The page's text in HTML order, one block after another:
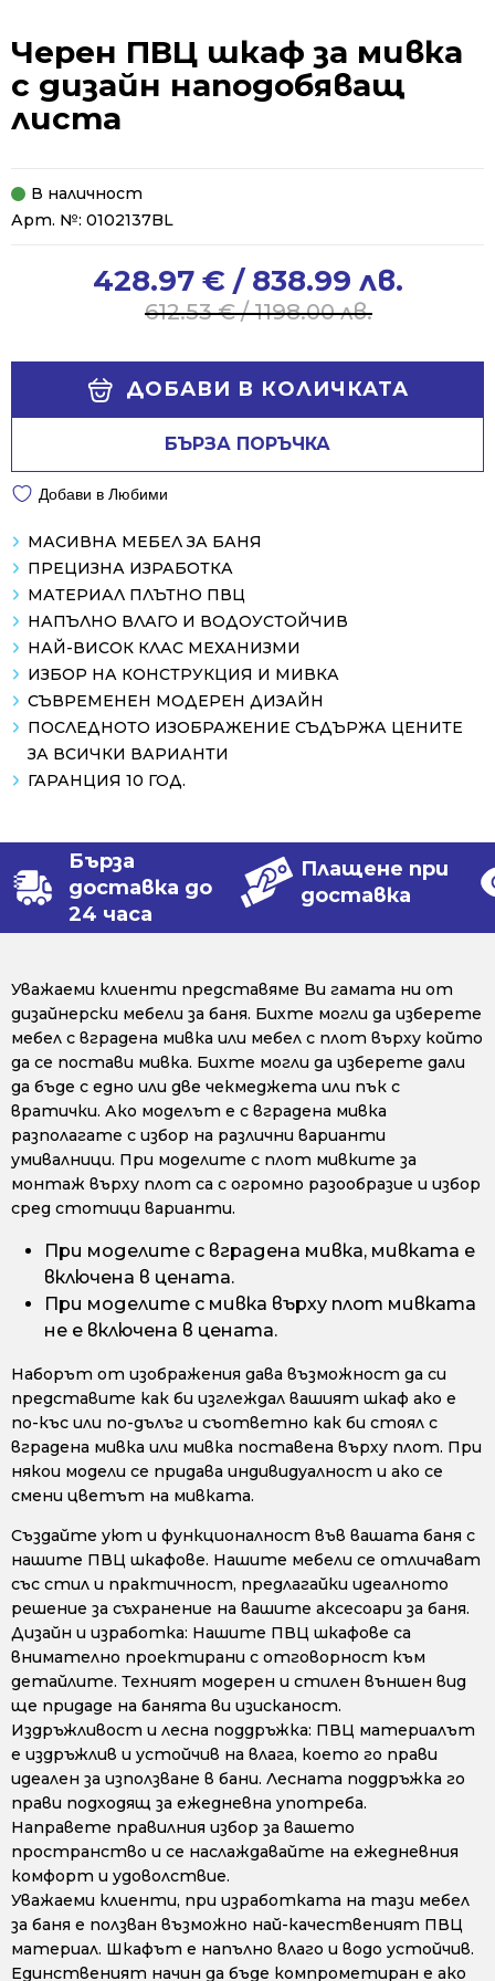
Черен ПВЦ шкаф за мивка
с дизайн наподобяващ
листа
В наличност
Арт. №: 0102137BL
612.53€/ 1198.00 лв.
612.53 €
428.97 € / 838.99 лв.
428.97 €
ДОБАВИ В КОЛИЧКАТА
БЪРЗА ПОРЪЧКА
Добави в Любими
МАСИВНА МЕБЕЛ ЗА БАНЯ
ПРЕЦИЗНА ИЗРАБОТКА
МАТЕРИАЛ ПЛЪТНО ПВЦ
НАПЪЛНО ВЛАГО И ВОДОУСТОЙЧИВ
НАЙ-ВИСОК КЛАС МЕХАНИЗМИ
ИЗБОР НА КОНСТРУКЦИЯ И МИВКА
СЪВРЕМЕНЕН МОДЕРЕН ДИЗАЙН
ПОСЛЕДНОТО ИЗОБРАЖЕНИЕ СЪДЪРЖА ЦЕНИТЕ
ЗА ВСИЧКИ ВАРИАНТИ
ГАРАНЦИЯ 10 ГОД.
Бърза
доставка до
24 часа
Плащене при
доставка
Уважаеми клиенти представяме Ви гамата ни от
дизайнерски мебели за баня. Бихте могли да изберете
мебел с вградена мивка или мебел с плот върху който
да се постави мивка. Бихте могли да изберете дали
да бъде с едно или две чекмеджета или пък с
вратички. Ако моделът е с вградена мивка
разполагате с избор на различни варианти
умивалници. При моделите с плот мивките за
монтаж върху плот са с огромно разообразие и избор
сред стотици варианти.
При моделите с вградена мивка, мивката е
включена в цената.
При моделите с мивка върху плот мивката
не е включена в цената.
Наборът от изображения дава възможност да си
представите как би изглеждал вашият шкаф ако е
по-къс или по-дълъг и съответно как би стоял с
вградена мивка или мивка поставена върху плот. При
някои модели се придава индивидуалност и ако се
смени цветът на мивката.
Създайте уют и функционалност във вашата баня с
нашите ПВЦ шкафове. Нашите мебели се отличават
със стил и практичност, предлагайки идеалното
решение за съхранение на вашите аксесоари за баня.
Дизайн и изработка: Нашите ПВЦ шкафове са
внимателно проектирани с отговорност към
детайлите. Техният модерен и стилен външен вид
ще придаде на банята ви изисканост.
Издръжливост и лесна поддръжка: ПВЦ материалът
е издръжлив и устойчив на влага, което го прави
идеален за използване в бани. Лесната поддръжка го
прави подходящ за ежедневна употреба.
Направете правилния избор за вашето
пространство и се наслаждавайте на ежедневния
комфорт и удоволствие.
Уважаеми клиенти, при изработката на тази мебел
за баня е ползван възможно най-качественият ПВЦ
материал. Шкафът е напълно влаго и водо устойчив.
Единственият начин да бъде компрометиран е ако